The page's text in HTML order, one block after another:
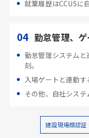
就業履歴はCCUSに
04 勤怠管理、
勤怠管理システム
刻。
入場ゲートと連動す
その他、自社システ
建設現場顔認証